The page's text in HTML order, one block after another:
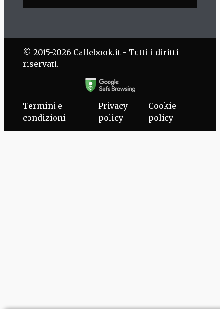
© 2015-2026 Caffebook.it - Tutti i diritti
riservati.
Termini e
condizioni
Privacy
policy
Cookie
policy